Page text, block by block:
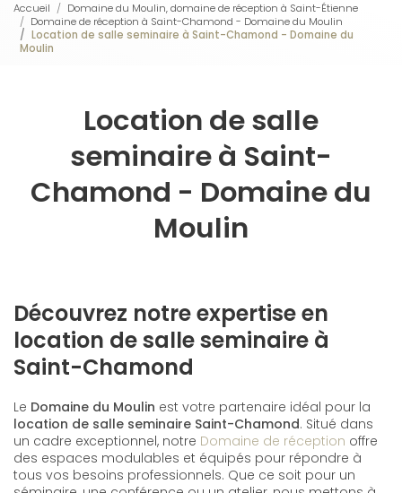
Accueil
Domaine du Moulin, domaine de réception à Saint-Étienne
Domaine de réception à Saint-Chamond - Domaine du Moulin
Location de salle seminaire à Saint-Chamond - Domaine du
Moulin
Location de salle
seminaire à Saint-
Chamond - Domaine du
Moulin
Découvrez notre expertise en
location de salle seminaire à
Saint-Chamond
Le Domaine du Moulin est votre partenaire idéal pour la
location de salle seminaire Saint-Chamond. Situé dans
un cadre exceptionnel, notre Domaine de réception offre
des espaces modulables et équipés pour répondre à
tous vos besoins professionnels. Que ce soit pour un